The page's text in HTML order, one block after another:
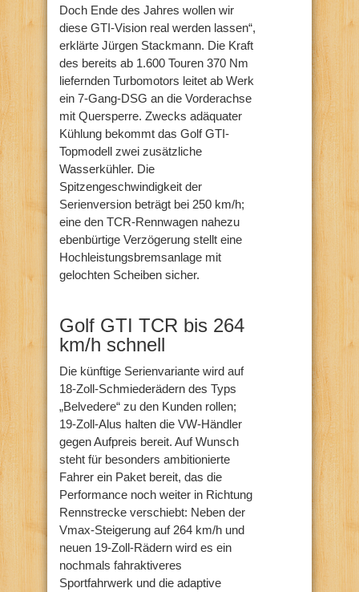
Doch Ende des Jahres wollen wir
diese GTI-Vision real werden lassen“,
erklärte Jürgen Stackmann. Die Kraft
des bereits ab 1.600 Touren 370 Nm
liefernden Turbomotors leitet ab Werk
ein 7-Gang-DSG an die Vorderachse
mit Quersperre. Zwecks adäquater
Kühlung bekommt das Golf GTI-
Topmodell zwei zusätzliche
Wasserkühler. Die
Spitzengeschwindigkeit der
Serienversion beträgt bei 250 km/h;
eine den TCR-Rennwagen nahezu
ebenbürtige Verzögerung stellt eine
Hochleistungsbremsanlage mit
gelochten Scheiben sicher.
Golf GTI TCR bis 264
km/h schnell
Die künftige Serienvariante wird auf
18-Zoll-Schmiederädern des Typs
„Belvedere“ zu den Kunden rollen;
19-Zoll-Alus halten die VW-Händler
gegen Aufpreis bereit. Auf Wunsch
steht für besonders ambitionierte
Fahrer ein Paket bereit, das die
Performance noch weiter in Richtung
Rennstrecke verschiebt: Neben der
Vmax-Steigerung auf 264 km/h und
neuen 19-Zoll-Rädern wird es ein
nochmals fahraktiveres
Sportfahrwerk und die adaptive